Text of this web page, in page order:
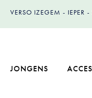
VERSO IZEGEM IEPER
JONGENS